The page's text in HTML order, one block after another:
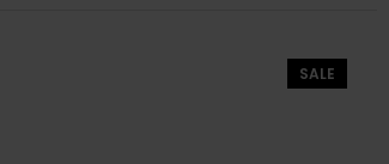
SALE